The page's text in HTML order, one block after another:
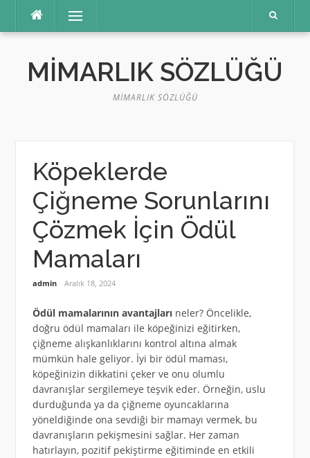
Menü
MIMARLIK SÖZLÜĞÜ
MIMARLIK SÖZLÜĞÜ
Köpeklerde
Çiğneme Sorunlarını
Çözmek İçin Ödül
Mamaları
admin Aralık 18, 2024
Ödül mamalarının avantajlarıneler? Öncelikle,
doğru ödül mamaları ile köpeğinizi eğitirken,
çiğneme alışkanlıklarını kontrol altına almak
mümkün hale geliyor. İyi bir ödül maması,
köpeğinizin dikkatini çeker ve onu olumlu
davranışlar sergilemeye teşvik eder. Örneğin, uslu
durduğunda ya da çiğneme oyuncaklarına
yöneldiğinde ona sevdiği bir mamayı vermek, bu
davranışların pekişmesini sağlar. Her zaman
hatırlayın, pozitif pekiştirme eğitiminde en etkili